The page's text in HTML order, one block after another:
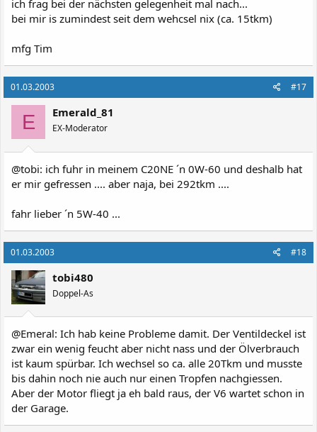
ich frag bei der nächsten gelegenheit mal nach...
bei mir is zumindest seit dem wehcsel nix (ca. 15tkm)
mfg Tim
01.03.2003 #17
E Emerald_81
EX-Moderator
@tobi: ich fuhr in meinem C20NE ´n 0W-60 und deshalb hat
er mir gefressen .... aber naja, bei 292tkm ....
fahr lieber ´n 5W-40 ...
01.03.2003 #18
tobi480
Doppel-As
@Emeral: Ich hab keine Probleme damit. Der Ventildeckel ist
zwar ein wenig feucht aber nicht nass und der Ölverbrauch
ist kaum spürbar. Ich wechsel so ca. alle 20Tkm und musste
bis dahin noch nie auch nur einen Tropfen nachgiessen.
Aber der Motor fliegt ja eh bald raus, der V6 wartet schon in
der Garage.